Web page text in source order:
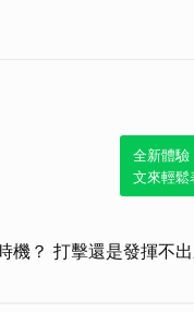
全新體驗
文來輕鬆
？ 打擊還是發揮不出